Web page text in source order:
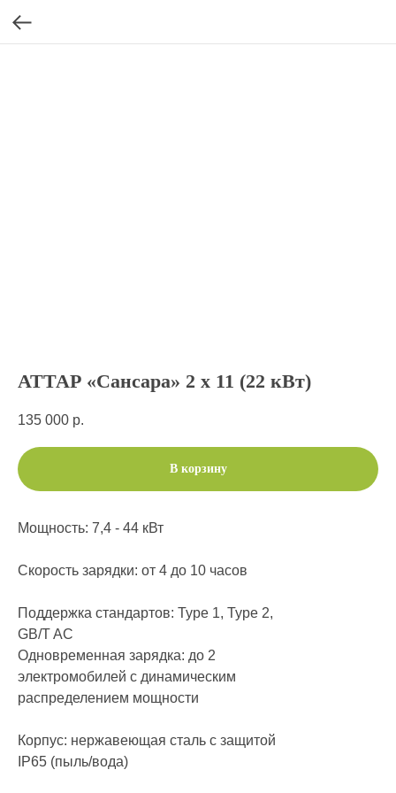
АТТАР «Сансара» 2 х 11 (22 кВт)
135 000 р.
В корзину
Мощность: 7,4 - 44 кВт
Скорость зарядки: от 4 до 10 часов
Поддержка стандартов: Type 1, Type 2,
GB/T AC
Одновременная зарядка: до 2
электромобилей с динамическим
распределением мощности
Корпус: нержавеющая сталь с защитой
IP65 (пыль/вода)